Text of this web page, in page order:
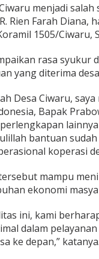
menjadi
Rien Farah
1505/Ciwaru,
rasa syukur
yang diterima
Desa Ciwaru,
Bapak
bantuan
koperasi
mampu
ekonomi
ini, kami
dalam
ke depan,” katanya.